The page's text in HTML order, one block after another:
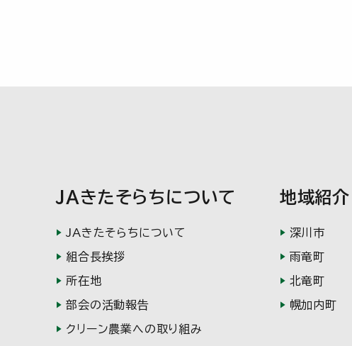
JAきたそらちについて
JAきたそらちについて
組合長挨拶
所在地
部会の活動報告
クリーン農業への取り組み
地域紹介
深川市
雨竜町
北竜町
幌加内町